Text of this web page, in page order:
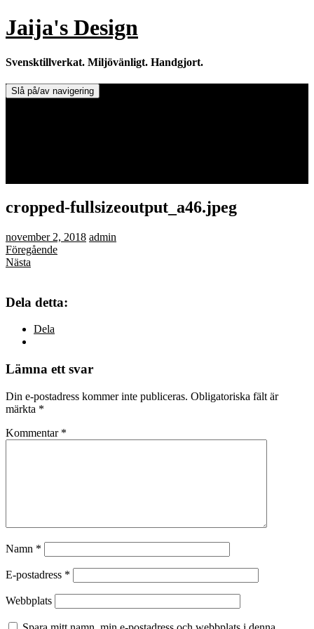
Hoppa
till
Jaija's Design
Svensktillverkat. Miljövänligt. Handgjort.
Slå på/av navigering
cropped-fullsizeoutput_a46.jpeg
november 2, 2018 admin
Föregående
Nästa
Dela detta:
Dela
Lämna ett svar
Din e-postadress kommer inte publiceras. Obligatoriska fält är
märkta *
Kommentar *
Namn *
E-postadress *
Webbplats